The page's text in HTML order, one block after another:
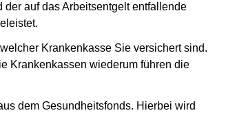
auf das Arbeitsentgelt entfallende
Krankenkasse Sie versichert sind.
Krankenkassen wiederum führen die
dem Gesundheitsfonds. Hierbei wird